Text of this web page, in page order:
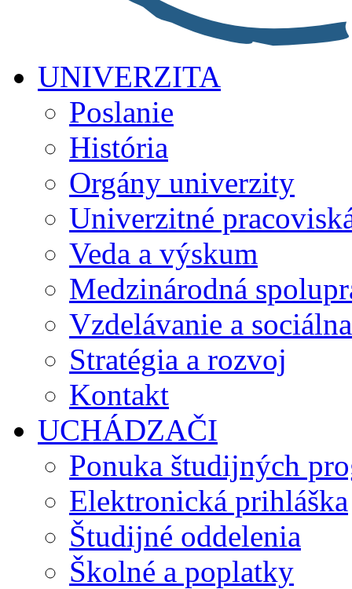
UNIVERZITA
Poslanie
História
Orgány univerzity
Univerzitné
Veda a výskum
Medzinárodná
Vzdelávanie a
Stratégia a rozvoj
Kontakt
UCHÁDZAČI
Ponuka študijných
Elektronická prihláška
Študijné oddelenia
Školné a poplatky